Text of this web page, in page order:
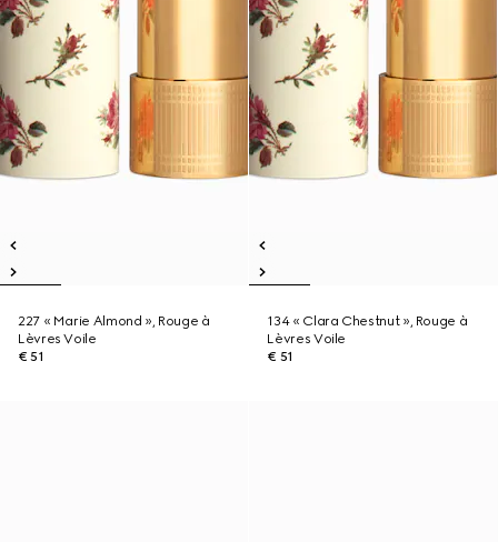
227 « Marie Almond », Rouge à
Lèvres Voile
€ 51
134 « Clara Chestnut », Rouge à
Lèvres Voile
€ 51